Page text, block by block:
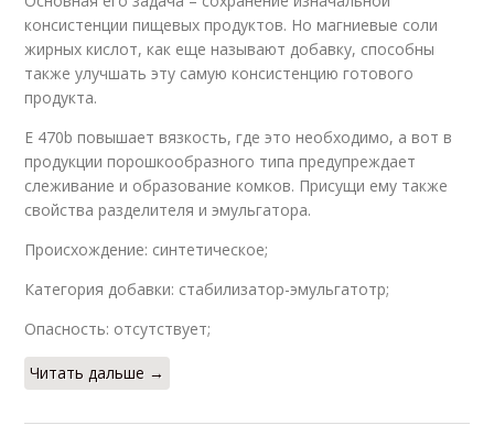
консистенции пищевых продуктов. Но магниевые соли
жирных кислот, как еще называют добавку, способны
также улучшать эту самую консистенцию готового
продукта.
Е 470b повышает вязкость, где это необходимо, а вот в
продукции порошкообразного типа предупреждает
слеживание и образование комков. Присущи ему также
свойства разделителя и эмульгатора.
Происхождение: синтетическое;
Категория добавки: стабилизатор-эмульгатотр;
Опасность: отсутствует;
Читать дальше →